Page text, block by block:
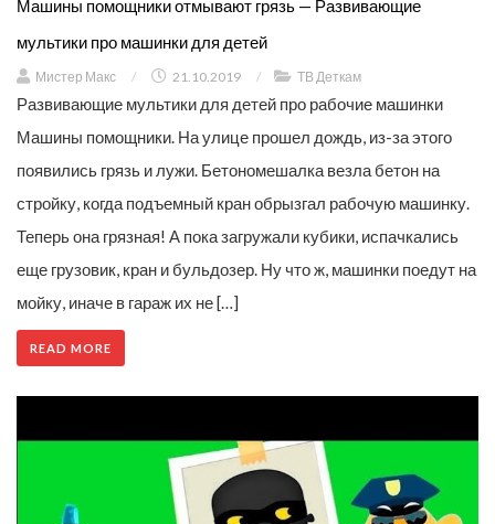
Машины помощники отмывают грязь — Развивающие
мультики про машинки для детей
Мистер Макс / 21.10.2019 / ТВ Деткам
Развивающие мультики для детей про рабочие машинки
Машины помощники. На улице прошел дождь, из-за этого
появились грязь и лужи. Бетономешалка везла бетон на
стройку, когда подъемный кран обрызгал рабочую машинку.
Теперь она грязная! А пока загружали кубики, испачкались
еще грузовик, кран и бульдозер. Ну что ж, машинки поедут на
мойку, иначе в гараж их не […]
READ MORE